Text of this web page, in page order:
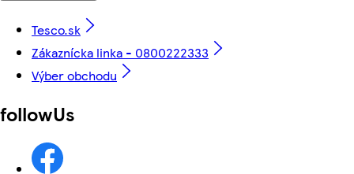
Tesco.sk
Zákaznícka linka - 0800222333
Výber obchodu
followUs